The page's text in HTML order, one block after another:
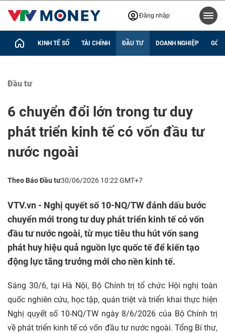
Đăng nhập
KINH TẾ SỐ TÀI CHÍNH ĐẦU TƯ DOANH NGHIỆP GÓC
Đầu tư
6 chuyển đổi lớn trong tư duy
phát triển kinh tế có vốn đầu tư
nước ngoài
Theo Báo Đầu tư30/06/2026 10:22 GMT+7
VTV.vn - Nghị quyết số 10-NQ/TW đánh dấu bước
chuyển mới trong tư duy phát triển kinh tế có vốn
đầu tư nước ngoài, từ mục tiêu thu hút vốn sang
phát huy hiệu quả nguồn lực quốc tế để kiến tạo
động lực tăng trưởng mới cho nền kinh tế.
Sáng 30/6, tại Hà Nội, Bộ Chính trị tổ chức Hội nghị toàn
quốc nghiên cứu, học tập, quán triệt và triển khai thực hiện
Nghị quyết số 10-NQ/TW ngày 8/6/2026 của Bộ Chính trị
về phát triển kinh tế có vốn đầu tư nước ngoài. Tổng Bí thư,